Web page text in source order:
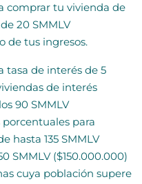
comprar tu vivienda de
20 SMMLV
de tus ingresos.
tasa de interés de 5
de interés
90 SMMLV
para
hasta 135 SMMLV
SMMLV ($150.000.000)
cuya población supere